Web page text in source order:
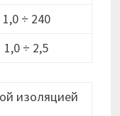
1,0 ÷ 240
1,0 ÷ 2,5
изоляцией